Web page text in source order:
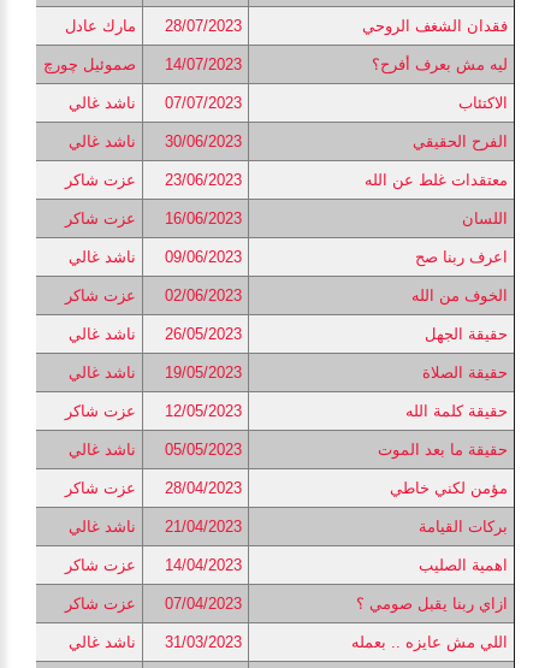
فقدان الشغف الروحي 28/07/2023 مارك عادل
ليه مش بعرف أفرح؟ 14/07/2023 صموئيل چورچ
الاكتئاب 07/07/2023 ناشد غالي
الفرح الحقيقي 30/06/2023 ناشد غالي
معتقدات غلط عن الله 23/06/2023 عزت شاكر
اللسان 16/06/2023 عزت شاكر
اعرف ربنا صح 09/06/2023 ناشد غالي
الخوف من الله 02/06/2023 عزت شاكر
حقيقة الجهل 26/05/2023 ناشد غالي
حقيقة الصلاة 19/05/2023 ناشد غالي
حقيقة كلمة الله 12/05/2023 عزت شاكر
حقيقة ما بعد الموت 05/05/2023 ناشد غالي
مؤمن لكني خاطي 28/04/2023 عزت شاكر
بركات القيامة 21/04/2023 ناشد غالي
اهمية الصليب 14/04/2023 عزت شاكر
ازاي ربنا يقبل صومي ؟ 07/04/2023 عزت شاكر
اللي مش عايزه .. بعمله 31/03/2023 ناشد غالي